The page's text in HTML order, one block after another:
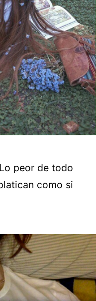
Lo peor de todo
como si